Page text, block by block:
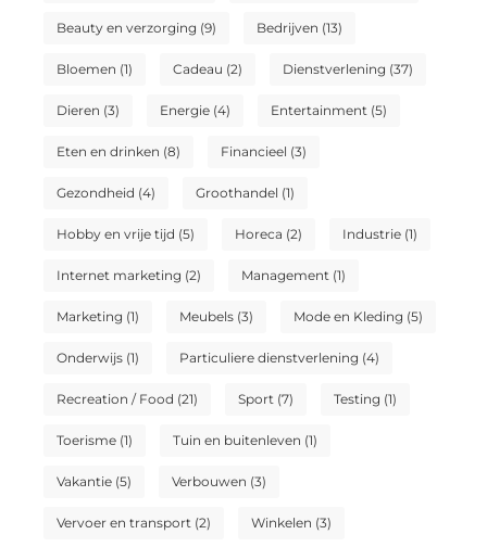
Beauty en verzorging (9) Bedrijven (13)
Bloemen (1) Cadeau (2) Dienstverlening (37)
Dieren (3) Energie(4) Entertainment(5)
Eten en drinken (8) Financieel (3)
Gezondheid (4) Groothandel (1)
Hobby en vrije tijd (5) Horeca (2) Industrie(1)
Internet marketing (2) Management(1)
Marketing (1) Meubels(3) Mode en Kleding (5)
Onderwijs(1) Particuliere dienstverlening (4)
Recreation / Food (21) Sport(7) Testing (1)
Toerisme(1) Tuin en buitenleven (1)
Vakantie(5) Verbouwen (3)
Vervoer en transport(2) Winkelen (3)